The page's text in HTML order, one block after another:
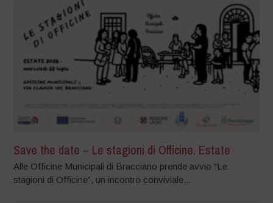
Save the date – Le stagioni di Officine. Estate
Alle Officine Municipali di Bracciano prende avvio “Le
stagioni di Officine”, un incontro conviviale...